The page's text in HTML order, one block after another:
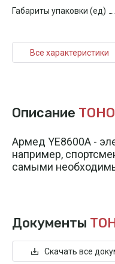
Габариты упаковки (ед)
Все характеристики
Описание
Армед YE8600A -
например,
самыми
Документы
Скачать все